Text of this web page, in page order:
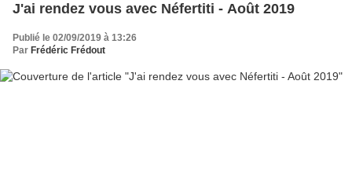
J'ai rendez vous avec Néfertiti - Août 2019
Publié le 02/09/2019 à 13:26
Par Frédéric Frédout